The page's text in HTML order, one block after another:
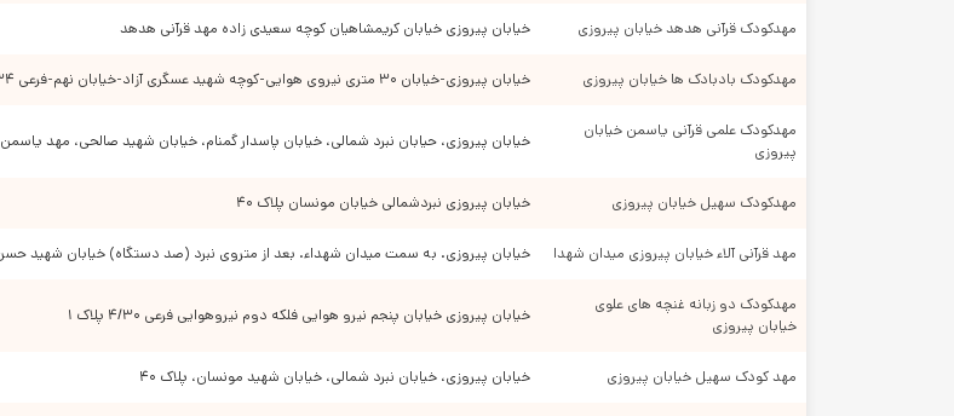
دسترسی کودکان به کلید و پریز برق و دستگیره درب خروجی را به دقت بررسی کنید.
تهویه هوا در کلاس ها و دیگر نقاط به خوبی انجام شود.
وجود بوی بد فاضلاب در فضا به منزله عدم توجه مدیریت به نکات بهداشتی و سلامت کودکان است.
تمیزی محیط آشپزخانه و سالن غذاخوری را از نزدیک بررسی کنید.
دقت کنید مراقبی در کنار بچه ها تمام وقت وجود داشته باشد.
مطمئن شوید اسباب بازی ها از نظر شکستگی و یا نوک تیز بودن ایمن باشند و تمیز کاری روزانه نیز انجام شود چرا که با شیوع
همه مهد کودک ها محوطه بازی دارند دقت کنید محوطه حصارکشی شده باشد تا کودک نتواند از محوطه خارج شود.
مهدکودک قرآنی هدهد خیابان پیروزی خیابان پیروزی خیابان کریمشاهیان کوچه سعیدی زاده مهد قرآنی هدهد
مهدکودک بادبادک ها خیابان پیروزی خیابان پیروزی-خیابان ۳۰ متری نیروی هوایی-کوچه شهید عسگری آزاد-خیابان نهم-فرعی ۹/۳۴-پلاک ۲۳
مهدکودک علمی قرآنی یاسمن خیابان
پیروزی
خیابان پیروزی، حیابان نبرد شمالی، خیابان پاسدار گمنام، خیابان شهید صالحی، مهد یاسمن
مهدکودک سهیل خیابان پیروزی خیابان پیروزی نبردشمالی خیابان مونسان پلاک ۴۰
مهد قرآنی آلاء خیابان پیروزی میدان شهدا خیابان پیروزی. به سمت میدان شهداء. بعد از متروی نبرد (صد دستگاه) خیابان شهید
مهدکودک دو زبانه غنچه های علوی
خیابان پیروزی
خیابان پیروزی خیابان پنجم نیرو هوایی فلکه دوم نیروهوایی فرعی ۴/۳۰ پلاک ۱
مهد کودک سهیل خیابان پیروزی خیابان پیروزی، خیابان نبرد شمالی، خیابان شهید مونسان، پلاک ۴۰